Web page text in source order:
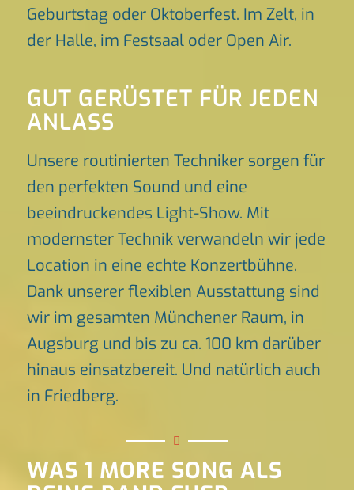
Geburtstag oder Oktoberfest. Im Zelt, in
der Halle, im Festsaal oder Open Air.
GUT GERÜSTET FÜR JEDEN
ANLASS
Unsere routinierten Techniker sorgen für
den perfekten Sound und eine
beeindruckendes Light-Show. Mit
modernster Technik verwandeln wir jede
Location in eine echte Konzertbühne.
Dank unserer flexiblen Ausstattung sind
wir im gesamten Münchener Raum, in
Augsburg und bis zu ca. 100 km darüber
hinaus einsatzbereit. Und natürlich auch
in Friedberg.
WAS 1 MORE SONG ALS